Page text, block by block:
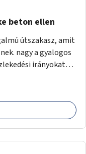
beton ellen
útszakasz, amit
nagy a gyalogos
irányokat
esetleg
mind az 500m-en.